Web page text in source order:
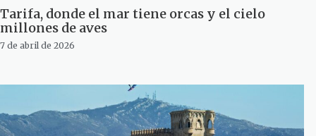
Tarifa, donde el mar tiene orcas y el cielo
millones de aves
7 de abril de 2026